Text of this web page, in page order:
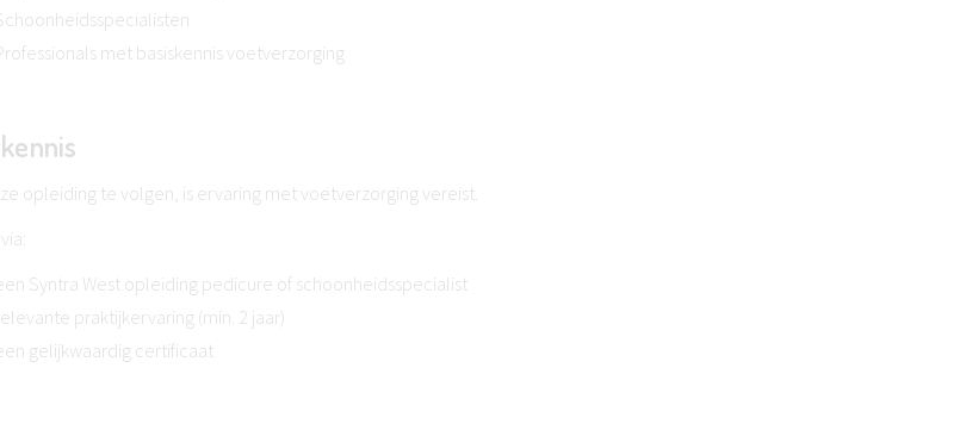
met basiskennis voetverzorging
opleiding te volgen, is ervaring met voetverzorging vereist.
Syntra West opleiding pedicure of schoonheidsspecialist
praktijkervaring (min. 2 jaar)
gelijkwaardig certificaat